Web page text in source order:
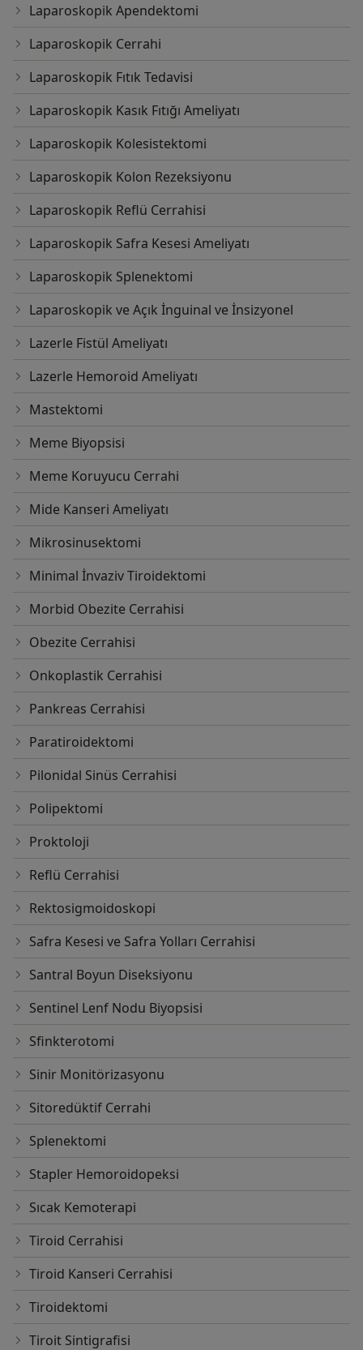
Laparoskopik Apendektomi
Laparoskopik Cerrahi
Laparoskopik Fıtık Tedavisi
Laparoskopik Kasık Fıtığı Ameliyatı
Laparoskopik Kolesistektomi
Laparoskopik Kolon Rezeksiyonu
Laparoskopik Reflü Cerrahisi
Laparoskopik Safra Kesesi Ameliyatı
Laparoskopik Splenektomi
Laparoskopik ve Açık İnguinal ve İnsizyonel
Lazerle Fistül Ameliyatı
Lazerle Hemoroid Ameliyatı
Mastektomi
Meme Biyopsisi
Meme Koruyucu Cerrahi
Mide Kanseri Ameliyatı
Mikrosinusektomi
Minimal İnvaziv Tiroidektomi
Morbid Obezite Cerrahisi
Obezite Cerrahisi
Onkoplastik Cerrahisi
Pankreas Cerrahisi
Paratiroidektomi
Pilonidal Sinüs Cerrahisi
Polipektomi
Proktoloji
Reflü Cerrahisi
Rektosigmoidoskopi
Safra Kesesi ve Safra Yolları Cerrahisi
Santral Boyun Diseksiyonu
Sentinel Lenf Nodu Biyopsisi
Sfinkterotomi
Sinir Monitörizasyonu
Sitoredüktif Cerrahi
Splenektomi
Stapler Hemoroidopeksi
Sıcak Kemoterapi
Tiroid Cerrahisi
Tiroid Kanseri Cerrahisi
Tiroidektomi
Tiroit Sintigrafisi